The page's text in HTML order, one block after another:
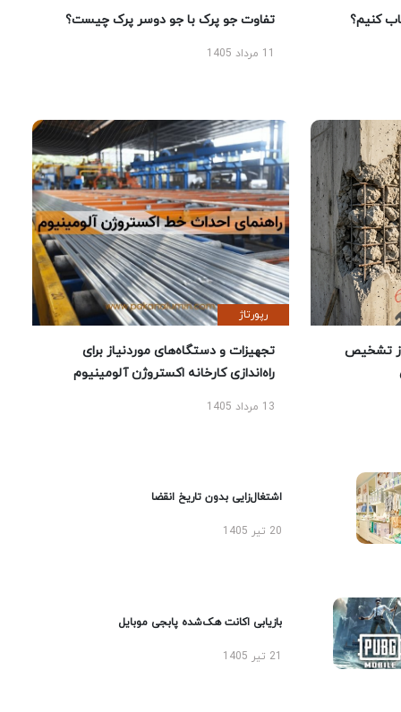
کنیم؟ تفاوت جو پرک با جو دوسر پرک چیست؟
تشخیص
رپورتاژ
تجهیزات و دستگاه‌های موردنیاز برای
راه‌اندازی کارخانه اکستروژن آلومینیوم
13 مرداد 1405
اشتغال‌زایی بدون تاریخ انقضا
20 تیر 1405
بازیابی اکانت هک‌شده پابجی موبایل